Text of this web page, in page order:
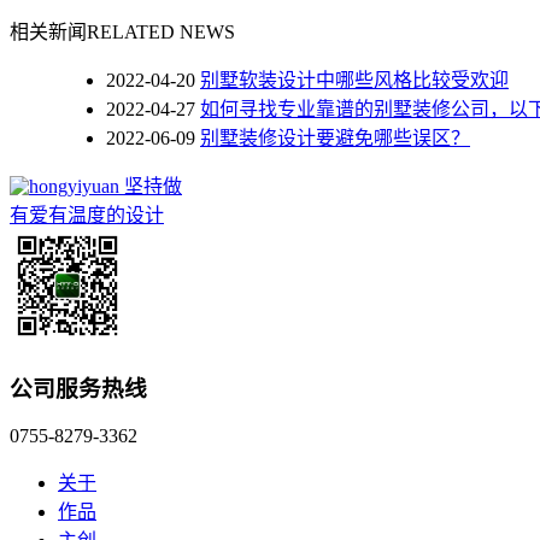
相关新闻RELATED NEWS
2022-04-20 别墅软装设计中哪些风格比较受欢迎
2022-04-27 如何寻找专业靠谱的别墅装修公司，以
2022-06-09 别墅装修设计要避免哪些误区？
坚持做
有爱有温度的设计
公司服务热线
0755-8279-3362
关于
作品